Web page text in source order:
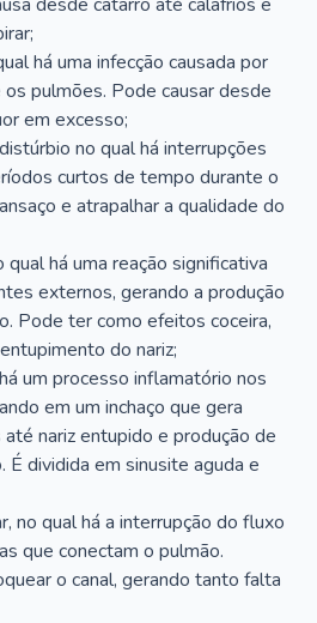
há uma infecção causada por
pulmões. Pode causar desde
em excesso;
no qual há interrupções
curtos de tempo durante o
e atrapalhar a qualidade do
qual há uma reação significativa
externos, gerando a produção
Pode ter como efeitos coceira,
do nariz;
um processo inflamatório nos
em um inchaço que gera
nariz entupido e produção de
É dividida em sinusite aguda e
no qual há a interrupção do fluxo
que conectam o pulmão.
o canal, gerando tanto falta